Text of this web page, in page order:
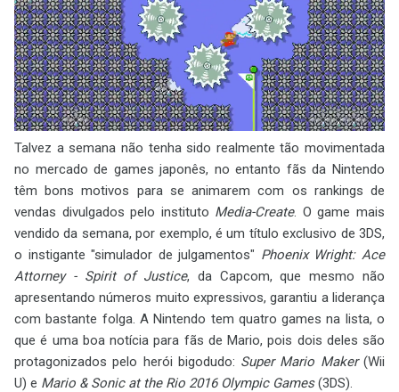
Talvez a semana não tenha sido realmente tão movimentada
no mercado de games japonês, no entanto fãs da Nintendo
têm bons motivos para se animarem com os rankings de
vendas divulgados pelo instituto Media-Create. O game mais
vendido da semana, por exemplo, é um título exclusivo de 3DS,
o instigante "simulador de julgamentos" Phoenix Wright: Ace
Attorney - Spirit of Justice, da Capcom, que mesmo não
apresentando números muito expressivos, garantiu a liderança
com bastante folga. A Nintendo tem quatro games na lista, o
que é uma boa notícia para fãs de Mario, pois dois deles são
protagonizados pelo herói bigodudo: Super Mario Maker(Wii
U) e Mario & Sonic at the Rio 2016 Olympic Games(3DS).